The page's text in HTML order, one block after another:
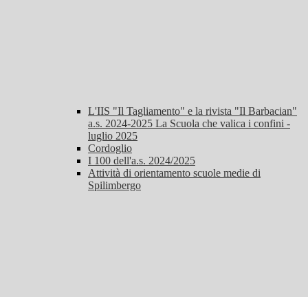
L'IIS "Il Tagliamento" e la rivista "Il Barbacian"
a.s. 2024-2025 La Scuola che valica i confini -
luglio 2025
Cordoglio
I 100 dell'a.s. 2024/2025
Attività di orientamento scuole medie di
Spilimbergo